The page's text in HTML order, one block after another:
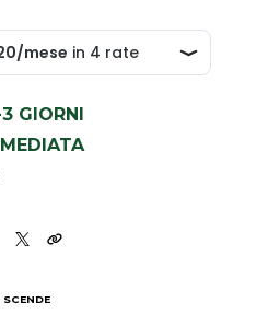
GIORNI